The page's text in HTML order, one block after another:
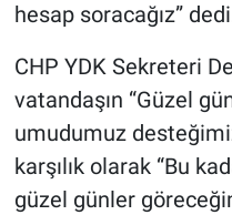
hesap soracağız”
CHP YDK Sekreteri
vatandaşın “Güzel
umudumuz
karşılık olarak “Bu
güzel günler